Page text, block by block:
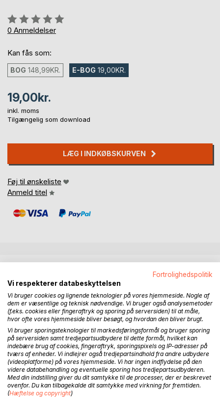
Anmeldelse::
0%
0 Anmeldelser
Kan fås som:
BOG 148,99KR. E-BOG 19,00KR.
19,00kr.
inkl. moms
Tilgængelig som download
LÆG I INDKØBSKURVEN
Føj til ønskeliste
Anmeld titel
Få en evig og lykkelig fremtid på jorden! Gå ikke ind på den
vej som Det Danske Bibelselskab anbefaler. For i
modsætning til den stædige holdning selskabets redaktion
har ved, at stå fast på kristenhedens opfattelse af
skrifterne. Ja så er der faktisk en vidunderlig gave at finde i
Guds ord; noget som selskabet desværre ikke ønsker, at
slå øjnene op for. Det ligger nemlig sådan at Bibelen faktisk
viser vejen til, et evigt og lykkeligt liv under fredelige
forhold, her på jorden. Og det er slet ikke en drøm, som
mange måske mener at det er, for håbet fra Gud er
realistisk. Og det er naturligvis vigtigt at alle og enhver
Fortrolighedspolitik
Vi respekterer databeskyttelsen
Vi bruger cookies og lignende teknologier på vores hjemmeside. Nogle af
dem er væsentlige og teknisk nødvendige. Vi bruger også analysemetoder
(f.eks. cookies eller fingeraftryk og sporing på serversiden) til at måle,
hvor ofte vores hjemmeside bliver besøgt, og hvordan den bliver brugt.
Vi bruger sporingsteknologier til markedsføringsformål og bruger sporing
på serversiden samt tredjepartsudbydere til dette formål, hvilket kan
indebære brug af cookies, fingeraftryk, sporingspixels og IP-adresser på
tværs af enheder. Vi indlejrer også tredjepartsindhold fra andre udbydere
(videoplatforme) på vores hjemmeside. Vi har ingen indflydelse på den
videre databehandling og eventuelle sporing hos tredjepartsudbyderen.
Med din indstilling giver du dit samtykke til de processer, der er beskrevet
ovenfor. Du kan tilbagekalde dit samtykke med virkning for fremtiden.
(Hæftelse og copyright)